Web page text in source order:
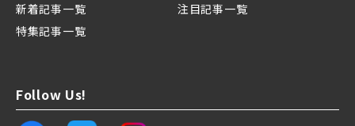
新着記事一覧
注目記事一覧
特集記事一覧
Follow Us!